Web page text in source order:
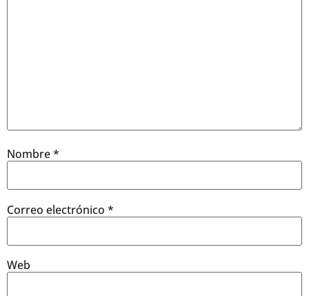
Nombre*
Correo electrónico *
Web